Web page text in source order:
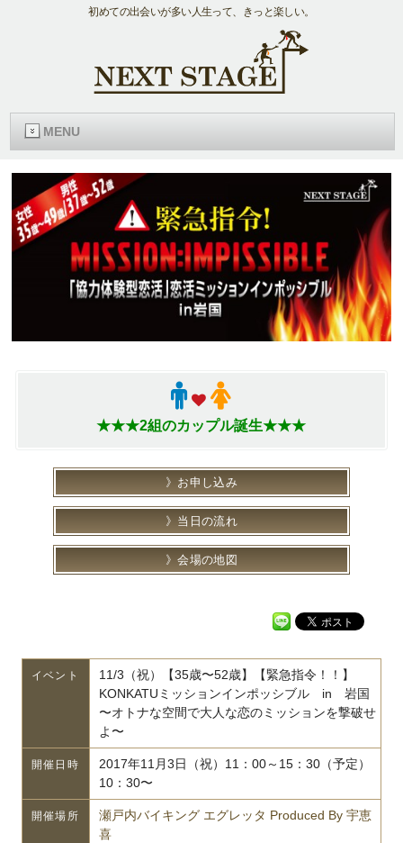
初めての出会いが多い人生って、きっと楽しい。
MENU
★★★2組のカップル誕生★★★
お申し込み
当日の流れ
会場の地図
イベント
11/3（祝）【35歳〜52歳】【緊急指令！！】
KONKATUミッションインポッシブル in 岩国
〜オトナな空間で大人な恋のミッションを撃破せ
よ〜
開催日時
2017年11月3日（祝）11：00～15：30（予定）
10：30〜
開催場所
瀬戸内バイキング エグレッタ Produced By 宇恵
喜